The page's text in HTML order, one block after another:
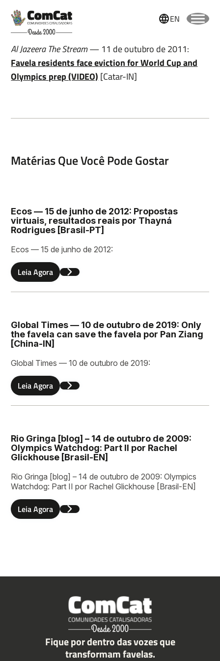
EN
Al Jazeera The Stream— 11 de outubro de 2011:
Favela residents face eviction for World Cup and
Olympics prep (VIDEO) [Catar-IN]
Matérias Que Você Pode Gostar
Ecos — 15 de junho de 2012: Propostas
virtuais, resultados reais por Thayná
Rodrigues [Brasil-PT]
Ecos — 15 de junho de 2012:
Leia Agora
Global Times — 10 de outubro de 2019: Only
the favela can save the favela por Pan Ziang
[China-IN]
Global Times — 10 de outubro de 2019:
Leia Agora
Rio Gringa [blog] – 14 de outubro de 2009:
Olympics Watchdog: Part II por Rachel
Glickhouse [Brasil-EN]
Rio Gringa [blog] – 14 de outubro de 2009: Olympics
Watchdog: Part II por Rachel Glickhouse [Brasil-EN]
Leia Agora
Fique por dentro das vozes que
transformam favelas.
Sobrenome
Email
Deixe uma mensagem